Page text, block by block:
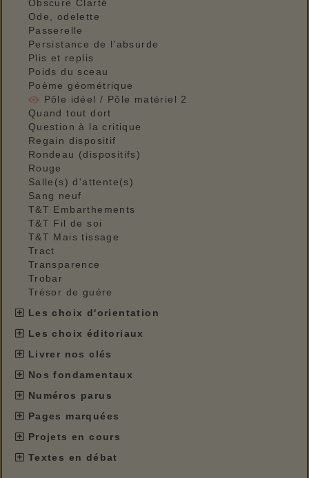
Obscure Clarté
Ode, odelette
Passerelle
Persistance de l'absurde
Plis et replis
Poids du sceau
Poème géométrique
Pôle idéel / Pôle matériel 2
Quand tout dort
Question à la critique
Regain dispositif
Rondeau (dispositifs)
Rouge
Salle(s) d'attente(s)
Sang neuf
T&T Embarthements
T&T Fil de soi
T&T Mais tissage
Tract
Transparence
Trobar
Trésor de guère
Les choix d'orientation
Les choix éditoriaux
Livrer nos clés
Nos fondamentaux
Numéros parus
Pages marquées
Projets en cours
Textes en débat